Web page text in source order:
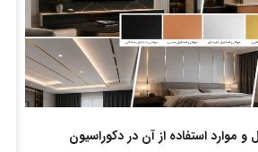
و موارد استفاده از آن در دکوراسیون